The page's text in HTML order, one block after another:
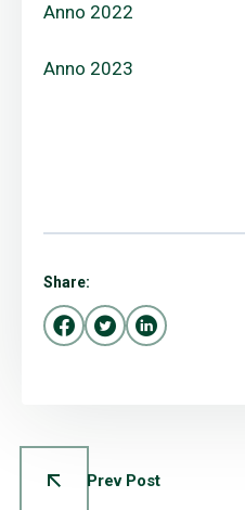
Anno 2022
Anno 2023
Share:
Prev Post